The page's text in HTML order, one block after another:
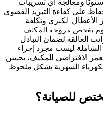
ومعالجة أي تسريبات
على كفاءة التبريد القصوى
الأعطال الكبرى وتكلفة
بفحص مروحة المكثف
العالقة لضمان التبادل
الشاملة ليست مجرد إجراء
الافتراضي للمكيف، يحسن
الشهرية بشكل ملحوظ